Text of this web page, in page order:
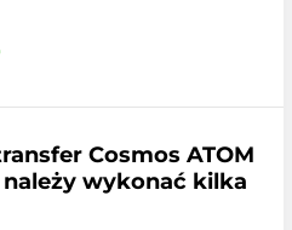
Cosmos ATOM
należy wykonać kilka